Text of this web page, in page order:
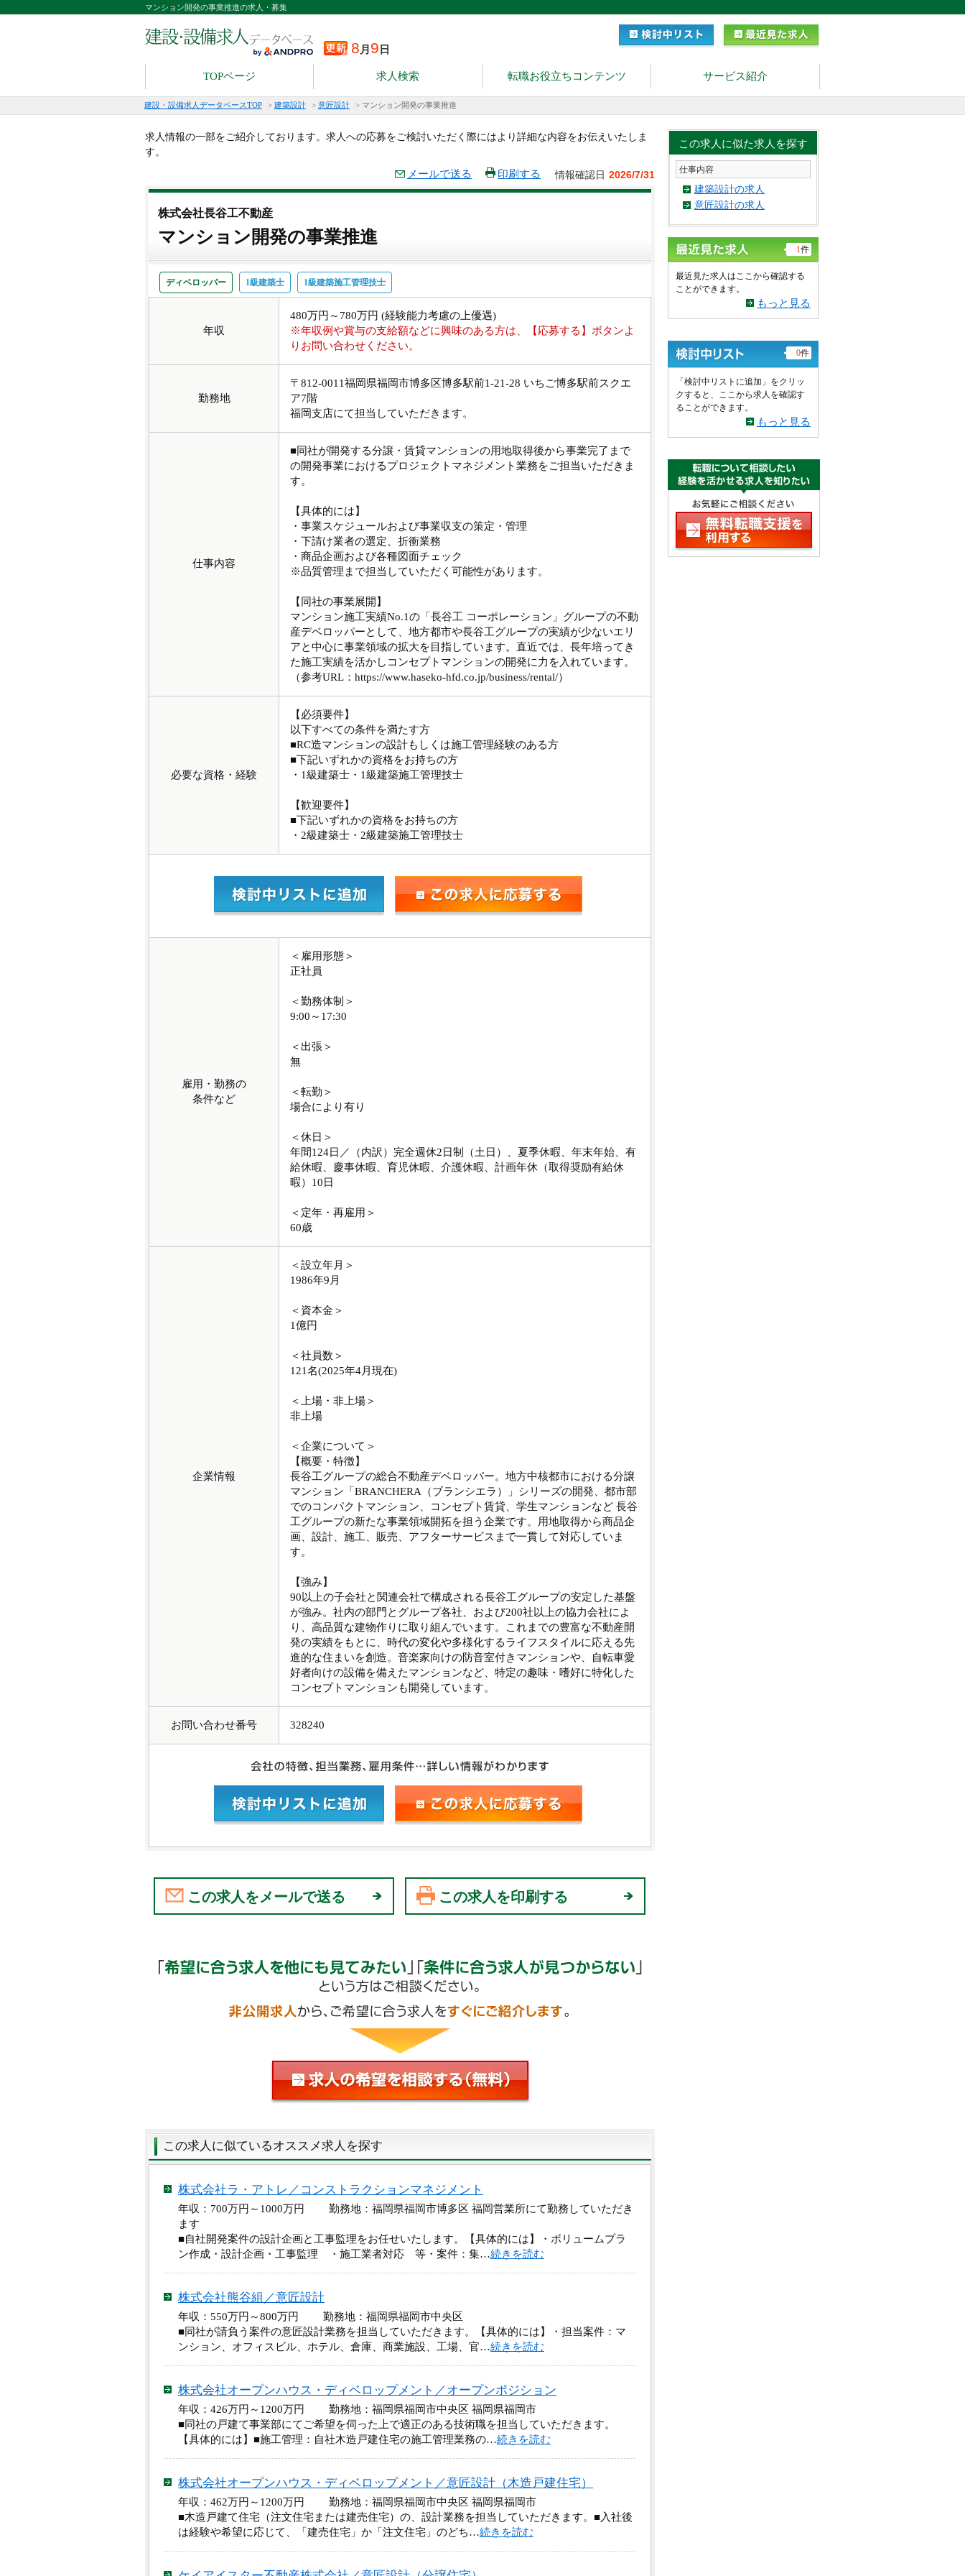
マンション開発の事業推進の求人・募集
8 月 9 日
TOPページ 求人検索 転職お役立ちコンテンツ サービス紹介
建設・設備求人データベースTOP > 建築設計 > 意匠設計 > マンション開発の事業推進
求人情報の一部をご紹介しております。求人への応募をご検討いただく際にはより詳細な内容をお伝えいたしま
す。
情報確認日 2026/7/31
メールで送る 印刷する
株式会社長谷工不動産
マンション開発の事業推進
ディベロッパー 1級建築士 1級建築施工管理技士
年収
480万円～780万円 (経験能力考慮の上優遇)
※年収例や賞与の支給額などに興味のある方は、【応募する】ボタンよ
りお問い合わせください。
勤務地
〒812-0011福岡県福岡市博多区博多駅前1-21-28 いちご博多駅前スクエ
ア7階
福岡支店にて担当していただきます。
仕事内容
■同社が開発する分譲・賃貸マンションの用地取得後から事業完了まで
の開発事業におけるプロジェクトマネジメント業務をご担当いただきま
す。
【具体的には】
・事業スケジュールおよび事業収支の策定・管理
・下請け業者の選定、折衝業務
・商品企画および各種図面チェック
※品質管理まで担当していただく可能性があります。
【同社の事業展開】
マンション施工実績No.1の「長谷工 コーポレーション」グループの不動
産デベロッパーとして、地方都市や長谷工グループの実績が少ないエリ
アと中心に事業領域の拡大を目指しています。直近では、長年培ってき
た施工実績を活かしコンセプトマンションの開発に力を入れています。
（参考URL：https://www.haseko-hfd.co.jp/business/rental/）
必要な資格・経験
【必須要件】
以下すべての条件を満たす方
■RC造マンションの設計もしくは施工管理経験のある方
■下記いずれかの資格をお持ちの方
・1級建築士・1級建築施工管理技士
【歓迎要件】
■下記いずれかの資格をお持ちの方
・2級建築士・2級建築施工管理技士
雇用・勤務の
条件など
＜雇用形態＞
正社員
＜勤務体制＞
9:00～17:30
＜出張＞
無
＜転勤＞
場合により有り
＜休日＞
年間124日／（内訳）完全週休2日制（土日）、夏季休暇、年末年始、有
給休暇、慶事休暇、育児休暇、介護休暇、計画年休（取得奨励有給休
暇）10日
＜定年・再雇用＞
60歳
企業情報
＜設立年月＞
1986年9月
＜資本金＞
1億円
＜社員数＞
121名(2025年4月現在)
＜上場・非上場＞
非上場
＜企業について＞
【概要・特徴】
長谷工グループの総合不動産デベロッパー。地方中核都市における分譲
マンション「BRANCHERA（ブランシエラ）」シリーズの開発、都市部
でのコンパクトマンション、コンセプト賃貸、学生マンションなど 長谷
工グループの新たな事業領域開拓を担う企業です。用地取得から商品企
画、設計、施工、販売、アフターサービスまで一貫して対応していま
す。
【強み】
90以上の子会社と関連会社で構成される長谷工グループの安定した基盤
が強み。社内の部門とグループ各社、および200社以上の協力会社によ
り、高品質な建物作りに取り組んでいます。これまでの豊富な不動産開
発の実績をもとに、時代の変化や多様化するライフスタイルに応える先
進的な住まいを創造。音楽家向けの防音室付きマンションや、自転車愛
好者向けの設備を備えたマンションなど、特定の趣味・嗜好に特化した
コンセプトマンションも開発しています。
お問い合わせ番号 328240
この求人をメールで送る この求人を印刷する
この求人に似ているオススメ求人を探す
株式会社ラ・アトレ／コンストラクションマネジメント
年収：700万円～1000万円 勤務地：福岡県福岡市博多区 福岡営業所にて勤務していただき
ます
■自社開発案件の設計企画と工事監理をお任せいたします。【具体的には】・ボリュームプラ
ン作成・設計企画・工事監理 ・施工業者対応 等・案件：集…続きを読む
株式会社熊谷組／意匠設計
年収：550万円～800万円 勤務地：福岡県福岡市中央区
■同社が請負う案件の意匠設計業務を担当していただきます。【具体的には】・担当案件：マ
ンション、オフィスビル、ホテル、倉庫、商業施設、工場、官…続きを読む
株式会社オープンハウス・ディベロップメント／オープンポジション
年収：426万円～1200万円 勤務地：福岡県福岡市中央区 福岡県福岡市
■同社の戸建て事業部にてご希望を伺った上で適正のある技術職を担当していただきます。
【具体的には】■施工管理：自社木造戸建住宅の施工管理業務の…続きを読む
株式会社オープンハウス・ディベロップメント／意匠設計（木造戸建住宅）
年収：462万円～1200万円 勤務地：福岡県福岡市中央区 福岡県福岡市
■木造戸建て住宅（注文住宅または建売住宅）の、設計業務を担当していただきます。■入社後
は経験や希望に応じて、「建売住宅」か「注文住宅」のどち…続きを読む
この求人に似た求人を探す
仕事内容
建築設計の求人
意匠設計の求人
1件
最近見た求人はここから確認する
ことができます。
もっと見る
0件
「検討中リストに追加」をクリッ
クすると、ここから求人を確認す
ることができます。
もっと見る